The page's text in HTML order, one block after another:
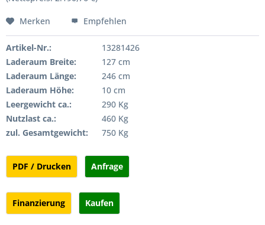
Merken Empfehlen
Artikel-Nr.:
13281426
Laderaum Breite:
127 cm
Laderaum Länge:
246 cm
Laderaum Höhe:
10 cm
Leergewicht ca.:
290 Kg
Nutzlast ca.:
460 Kg
zul. Gesamtgewicht:
750 Kg
PDF / Drucken Anfrage
Finanzierung Kaufen